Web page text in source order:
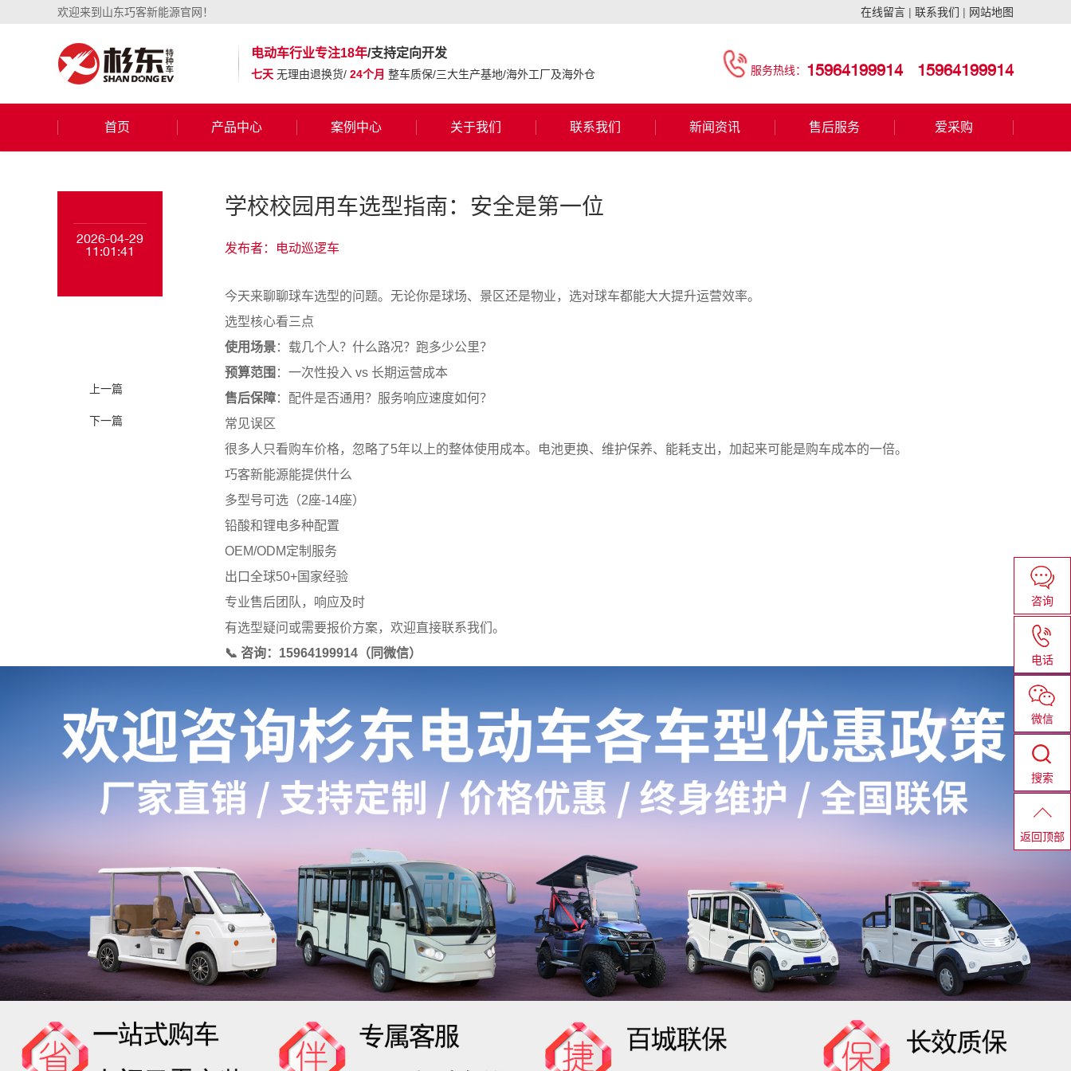
欢迎来到山东巧客新能源官网！ 在线留言 | 联系我们 | 网站地图
电动车行业专注18年/支持定向开发
七天 无理由退换货/ 24个月 整车质保/三大生产基地/海外工厂及海外仓 服务热线： 15964199914 15964199914
首页 产品中心 案例中心 关于我们 联系我们 新闻资讯 售后服务 爱采购
2026-04-29
11:01:41
上一篇
下一篇
学校校园用车选型指南：安全是第一位
发布者：电动巡逻车
今天来聊聊球车选型的问题。无论你是球场、景区还是物业，选对球车都能大大提升运营效率。
选型核心看三点
使用场景：载几个人？什么路况？跑多少公里？
预算范围 ：一次性投入 vs 长期运营成本
售后保障：配件是否通用？服务响应速度如何？
常见误区
很多人只看购车价格，忽略了5年以上的整体使用成本。电池更换、维护保养、能耗支出，加起来可能是购车成本的一倍。
巧客新能源能提供什么
多型号可选（2座-14座）
铅酸和锂电多种配置
OEM/ODM定制服务
出口全球50+国家经验
专业售后团队，响应及时
有选型疑问或需要报价方案，欢迎直接联系我们。
📞 咨询：15964199914（同微信）
咨询
电话
微信
搜索
返回顶部